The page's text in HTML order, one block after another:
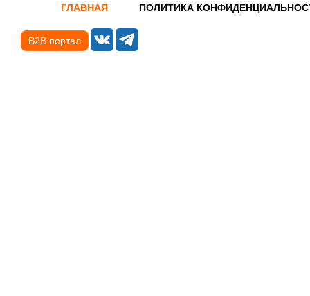
ГЛАВНАЯ ПОЛИТИКА
B2B портал